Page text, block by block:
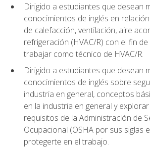
Dirigido a estudiantes que desean
conocimientos de inglés en
de calefacción, ventilación, aire
refrigeración (HVAC/R) con el fin
trabajar como técnico de HVAC/R.
Dirigido a estudiantes que desean
conocimientos de inglés sobre
industria en general, conceptos
en la industria en general y
requisitos de la Administración de
Ocupacional (OSHA por sus siglas
protegerte en el trabajo.